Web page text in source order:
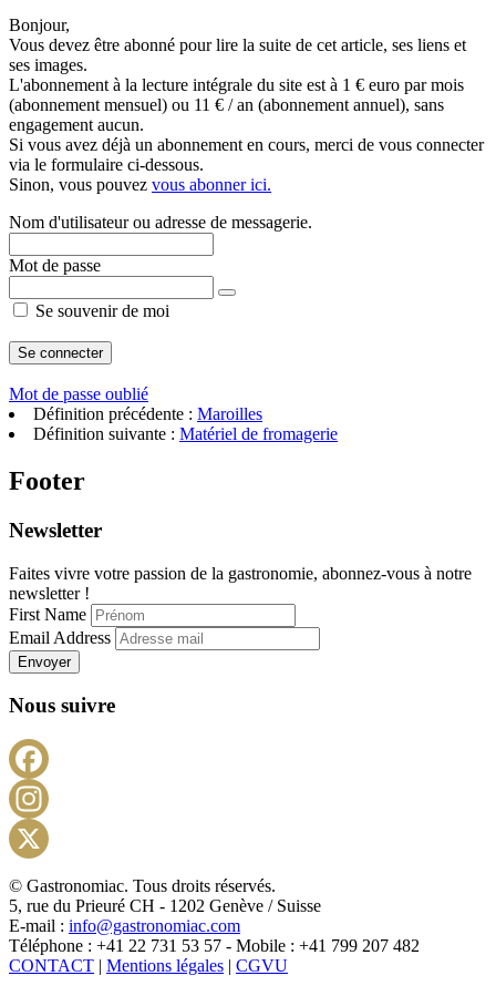
Bonjour,
Vous devez être abonné pour lire la suite de cet article, ses liens et
ses images.
L'abonnement à la lecture intégrale du site est à 1 € euro par mois
(abonnement mensuel) ou 11 € / an (abonnement annuel), sans
engagement aucun.
Si vous avez déjà un abonnement en cours, merci de vous connecter
via le formulaire ci-dessous.
Sinon, vous pouvez vous abonner ici.
Nom d'utilisateur ou adresse de messagerie.
Mot de passe
Se souvenir de moi
Mot de passe oublié
Définition précédente : Maroilles
Définition suivante : Matériel de fromagerie
Footer
Newsletter
Faites vivre votre passion de la gastronomie, abonnez-vous à notre
newsletter !
First Name
Email Address
Envoyer
Nous suivre
X
© Gastronomiac. Tous droits réservés.
5, rue du Prieuré CH - 1202 Genève / Suisse
E-mail : info@gastronomiac.com
Téléphone : +41 22 731 53 57 - Mobile : +41 799 207 482
CONTACT | Mentions légales | CGVU